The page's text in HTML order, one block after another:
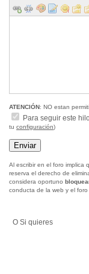
ATENCIÓN: NO estan
Para seguir este
tu configuración)
Al escribir en el foro implica
reserva el derecho de
considera oportuno
conducta de la web y el
O Si quieres